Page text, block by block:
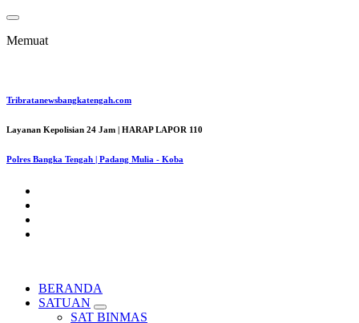
Lewati
konten
Memuat
Tribratanewsbangkatengah.com
Layanan Kepolisian 24 Jam | HARAP LAPOR 110
Polres Bangka Tengah | Padang Mulia - Koba
BERANDA
SATUAN
SAT BINMAS